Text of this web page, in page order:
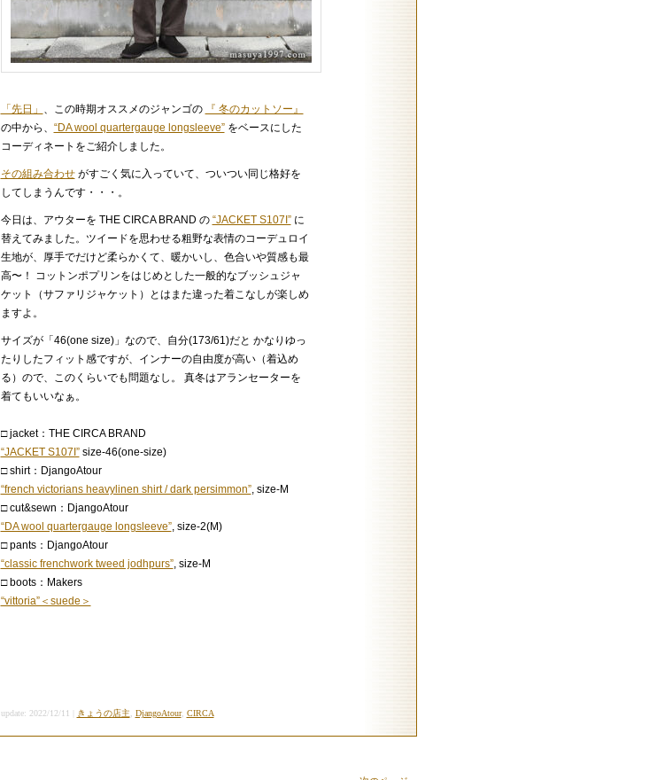
「先日」 、この時期オススメのジャンゴの
『 冬のカットソー』
の中から、 “DA wool quartergauge longsleeve”をベースにした
コーディネートをご紹介しました。
その組み合わせがすごく気に入っていて、ついつい同じ格好を
してしまうんです・・・。
今日は、アウターを THE CIRCA BRAND の “JACKET S107I”に
替えてみました。ツイードを思わせる粗野な表情のコーデュロイ
生地が、厚手でだけど柔らかくて、暖かいし、色合いや質感も最
高〜！ コットンポプリンをはじめとした一般的なブッシュジャ
ケット（サファリジャケット）とはまた違った着こなしが楽しめ
ますよ。
サイズが「46(one size)」なので、自分(173/61)だと かなりゆっ
たりしたフィット感ですが、インナーの自由度が高い（着込め
る）ので、このくらいでも問題なし。 真冬はアランセーターを
着てもいいなぁ。
□ jacket：THE CIRCA BRAND
“JACKET S107I”size-46(one-size)
□ shirt：DjangoAtour
“french victorians heavylinen shirt / dark persimmon”, size-M
□ cut&sewn：DjangoAtour
“DA wool quartergauge longsleeve”, size-2(M)
□ pants：DjangoAtour
“classic frenchwork tweed jodhpurs”, size-M
□ boots：Makers
“vittoria”＜suede＞
update: 2022/12/11 | きょうの店主 DjangoAtour, CIRCA